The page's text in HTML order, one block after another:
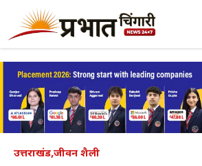
content
उत्तराखंड,जीवन शैली